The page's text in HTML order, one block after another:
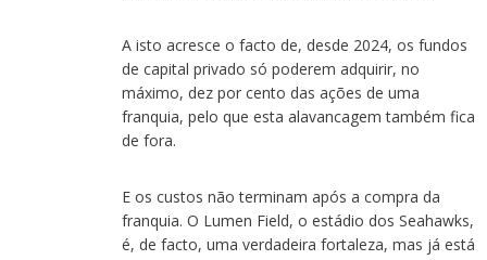
A isto acresce o facto de, desde 2024, os fundos
de capital privado só poderem adquirir, no
máximo, dez por cento das ações de uma
franquia, pelo que esta alavancagem também fica
de fora.
E os custos não terminam após a compra da
franquia. O Lumen Field, o estádio dos Seahawks,
é, de facto, uma verdadeira fortaleza, mas já está